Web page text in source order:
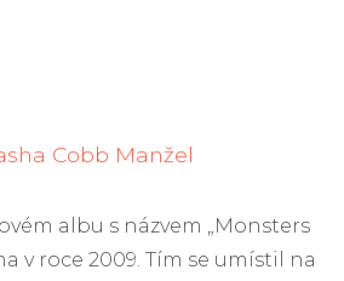
Cobb Manžel
albu s názvem „Monsters
v roce 2009. Tím se umístil na